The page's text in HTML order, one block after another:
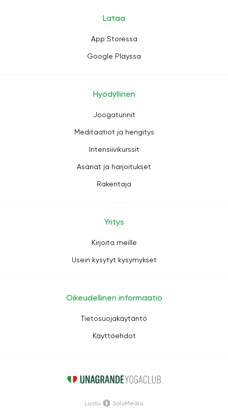
Lataa
App Storessa
Google Playssa
Hyödyllinen
Joogatunnit
Meditaatiot ja hengitys
Intensiivikurssit
Asanat ja harjoitukset
Rakentaja
Yritys
Kirjoita meille
Usein kysytyt kysymykset
Oikeudellinen informaatio
Tietosuojakäytäntö
Käyttöehdot
Luotu SoloMedia